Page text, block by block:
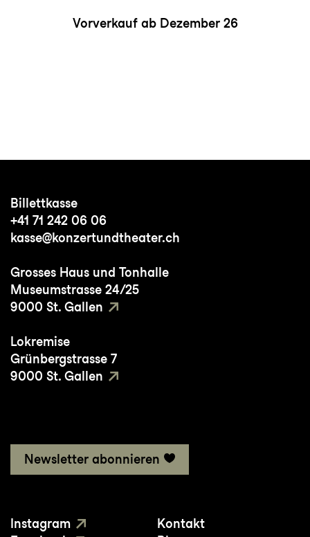
Vorverkauf ab Dezember 26
Billettkasse
+41 71 242 06 06
kasse@konzertundtheater.ch
Grosses Haus und Tonhalle
Museumstrasse 24/25
9000 St. Gallen
Lokremise
Grünbergstrasse 7
9000 St. Gallen
Newsletter abonnieren
Instagram
Kontakt